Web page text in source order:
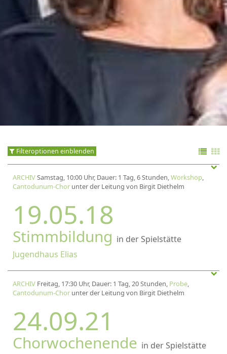
Filteroptionen einblenden
ARCHIVSamstag, 10:00 Uhr, Dauer: 1 Tag, 6 Stunden,Workshop,
Cantodunum-Chor unter der Leitung von Birgit Diethelm
19.05.18
Stimmbildung in der Spielstätte
Jugendhaus Elias
ARCHIV Freitag, 17:30 Uhr, Dauer: 1 Tag, 20 Stunden, Probe,
Cantodunum-Chor unter der Leitung von Birgit Diethelm
24.09.21
Chorwochenende in der Spielstätte